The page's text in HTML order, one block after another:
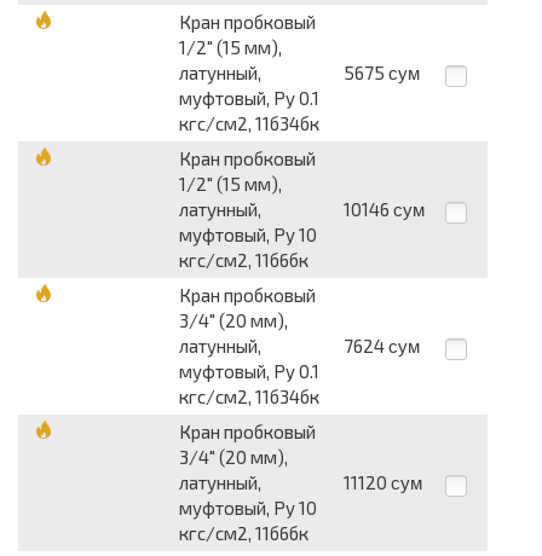
Кран пробковый
1/2" (15 мм),
латунный,
муфтовый, Py 0.1
кгс/см2, 11б34бк
5675 сум
Кран пробковый
1/2" (15 мм),
латунный,
муфтовый, Py 10
кгс/см2, 11б6бк
10146 сум
Кран пробковый
3/4" (20 мм),
латунный,
муфтовый, Py 0.1
кгс/см2, 11б34бк
7624 сум
Кран пробковый
3/4" (20 мм),
латунный,
муфтовый, Py 10
кгс/см2, 11б6бк
11120 сум